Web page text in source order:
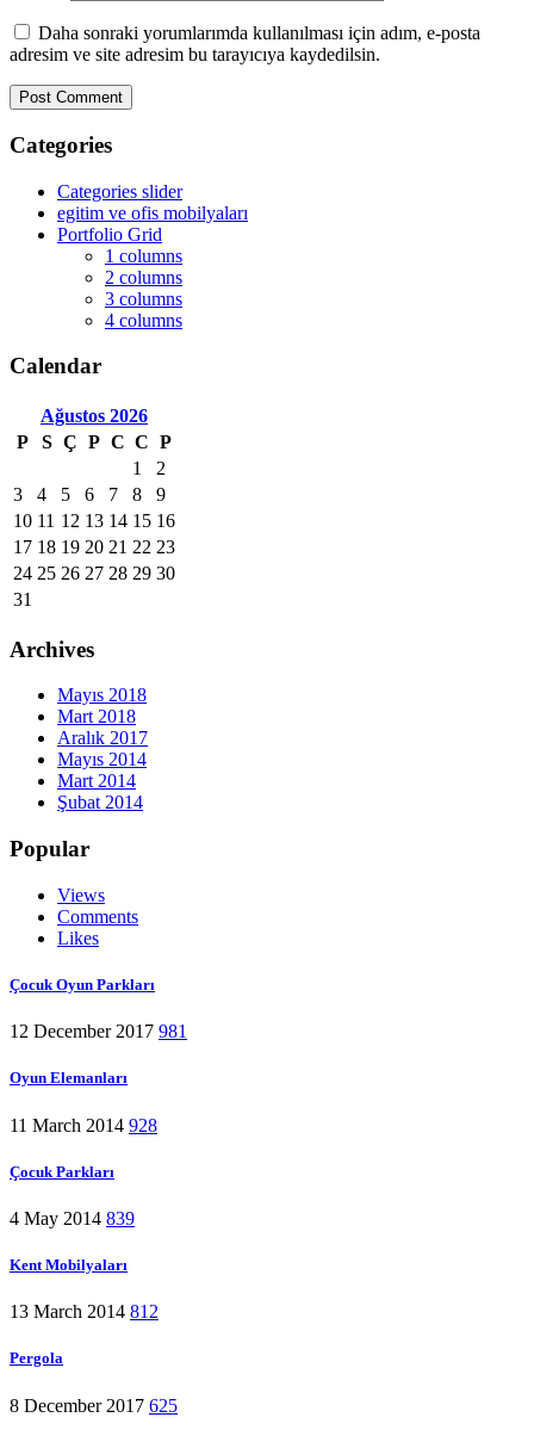
Daha sonraki yorumlarımda kullanılması için adım, e-posta
adresim ve site adresim bu tarayıcıya kaydedilsin.
Categories
Categories slider
egitim ve ofis mobilyaları
Portfolio Grid
1 columns
2 columns
3 columns
4 columns
Calendar
Ağustos 2026
P
S Ç P C C P
1
2
3
4 5 6 7 8
9
10 11 12 13 14 15 16
17 18 19 20 21 22 23
24 25 26 27 28 29 30
31
Archives
Mayıs 2018
Mart 2018
Aralık 2017
Mayıs 2014
Mart 2014
Şubat 2014
Popular
Views
Comments
Likes
Çocuk Oyun Parkları
12 December 2017 981
Oyun Elemanları
11 March 2014 928
Çocuk Parkları
4 May 2014 839
Kent Mobilyaları
13 March 2014 812
Pergola
8 December 2017 625